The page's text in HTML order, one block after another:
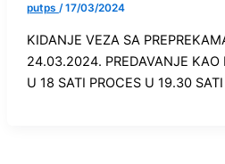
putps /17/03/2024
KIDANJE VEZA SA
24.03.2024. PREDAVANJE KAO
U 18 SATI PROCES U 19.30